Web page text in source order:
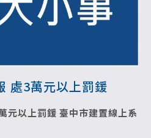
處3萬元以上罰鍰
元以上罰鍰 臺中市建置線上系